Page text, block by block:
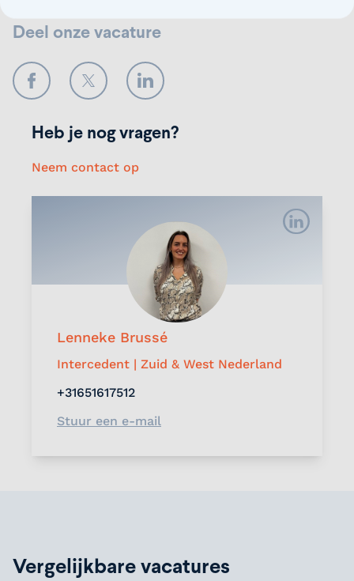
Deel onze vacature
FacebookTwitter LinkedIn
Heb je nog vragen?
Neem contact op
Lenneke Brussé
Intercedent | Zuid & West Nederland
+31651617512
Stuur een e-mail
Vergelijkbare vacatures